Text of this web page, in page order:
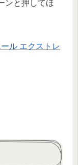
ンと押してほ
ル エクストレ